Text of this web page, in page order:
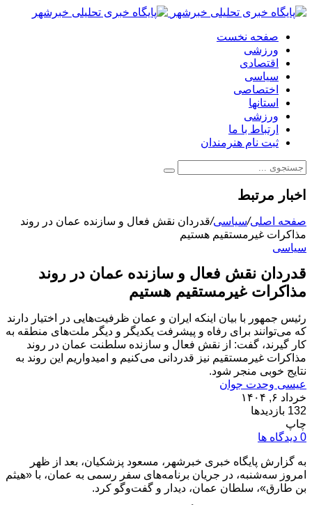
صفحه نخست
ورزشی
اقتصادی
سیاسی
اختصاصی
استانها
ورزشی
ارتباط با ما
ثبت نام هنرمندان
اخبار مرتبط
صفحه اصلی/سیاسی/قدردان نقش فعال و سازنده عمان در روند
مذاکرات غیرمستقیم هستیم
سیاسی
قدردان نقش فعال و سازنده عمان در روند
مذاکرات غیرمستقیم هستیم
رئیس جمهور با بیان اینکه ایران و عمان ظرفیت‌هایی در اختیار دارند
که می‌توانند برای رفاه و پیشرفت یکدیگر و دیگر ملت‌های منطقه به
کار گیرند، گفت: از نقش فعال و سازنده سلطنت عمان در روند
مذاکرات غیرمستقیم نیز قدردانی می‌کنیم و امیدواریم این روند به
نتایج خوبی منجر شود.
عیسی وحدت جوان
خرداد ۶, ۱۴۰۴
132 بازدیدها
چاپ
0 دیدگاه ها
به گزارش پایگاه خبری خبرشهر، مسعود پزشکیان، بعد از ظهر
امروز سه‌شنبه، در جریان برنامه‌های سفر رسمی به عمان، با «هیثم
بن طارق»، سلطان عمان، دیدار و گفت‌وگو کرد.